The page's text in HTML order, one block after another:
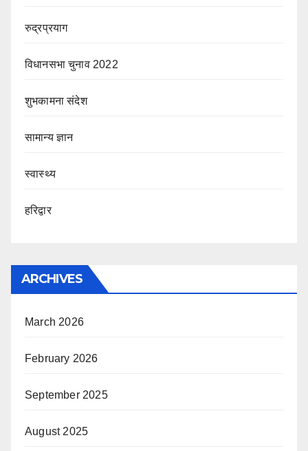
रुद्रप्रयाग
विधानसभा चुनाव 2022
शुभकामना संदेश
सामान्य ज्ञान
स्वास्थ्य
हरिद्वार
ARCHIVES
March 2026
February 2026
September 2025
August 2025